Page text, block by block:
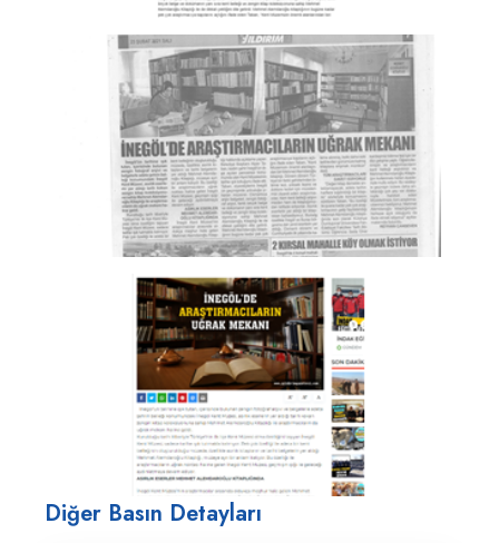
Diğer Basın Detayları